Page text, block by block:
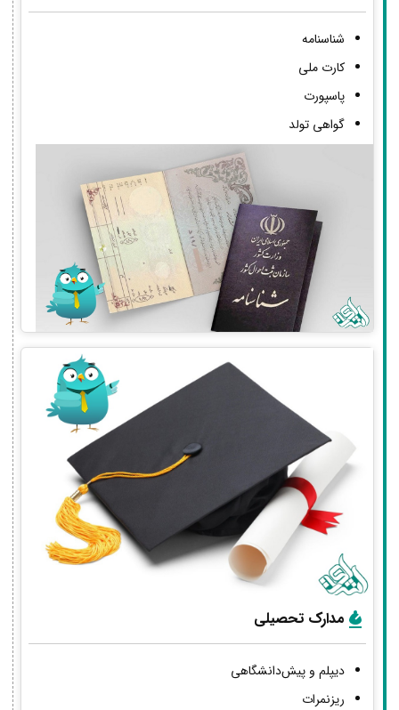
شناسنامه
کارت ملی
پاسپورت
گواهی تولد
مدارک تحصیلی
دیپلم و پیش‌دانشگاهی
ریزنمرات